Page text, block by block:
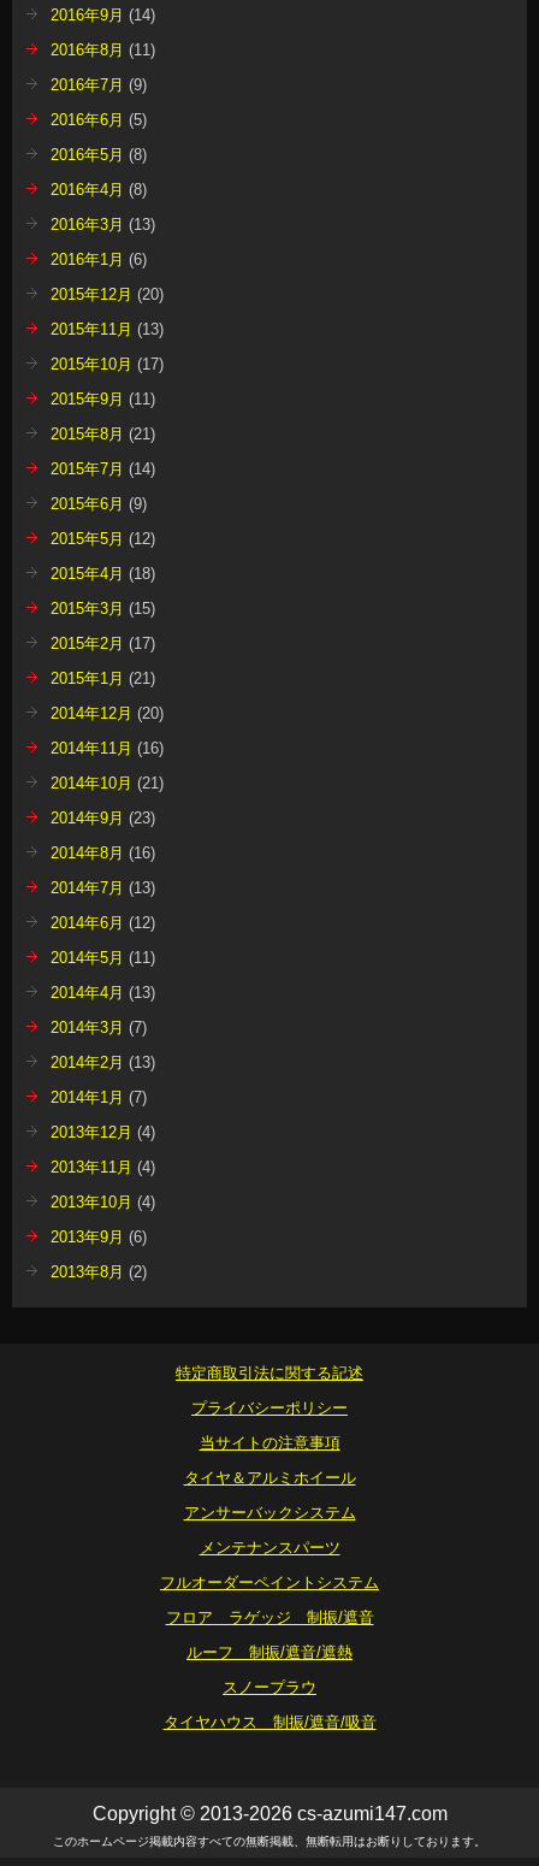
2016年9月 (14)
2016年8月 (11)
2016年7月 (9)
2016年6月 (5)
2016年5月 (8)
2016年4月 (8)
2016年3月 (13)
2016年1月 (6)
2015年12月 (20)
2015年11月 (13)
2015年10月 (17)
2015年9月 (11)
2015年8月 (21)
2015年7月 (14)
2015年6月 (9)
2015年5月 (12)
2015年4月 (18)
2015年3月 (15)
2015年2月 (17)
2015年1月 (21)
2014年12月 (20)
2014年11月 (16)
2014年10月 (21)
2014年9月 (23)
2014年8月 (16)
2014年7月 (13)
2014年6月 (12)
2014年5月 (11)
2014年4月 (13)
2014年3月 (7)
2014年2月 (13)
2014年1月 (7)
2013年12月 (4)
2013年11月 (4)
2013年10月 (4)
2013年9月 (6)
2013年8月 (2)
特定商取引法に関する記述
プライバシーポリシー
当サイトの注意事項
タイヤ＆アルミホイール
アンサーバックシステム
メンテナンスパーツ
フルオーダーペイントシステム
フロア ラゲッジ 制振/遮音
ルーフ 制振/遮音/遮熱
スノープラウ
タイヤハウス 制振/遮音/吸音
Copyright © 2013-2026 cs-azumi147.com
このホームページ掲載内容すべての無断掲載、無断転用はお断りしております。